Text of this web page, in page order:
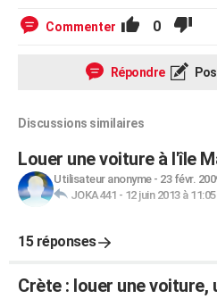
Commenter 0
Répondre
Discussions similaires
Louer une voiture à l'île
Utilisateur anonyme- 23 févr.
JOKA441 - 12 juin 2013 à 11:05
15 réponses
Crète : louer une voiture,